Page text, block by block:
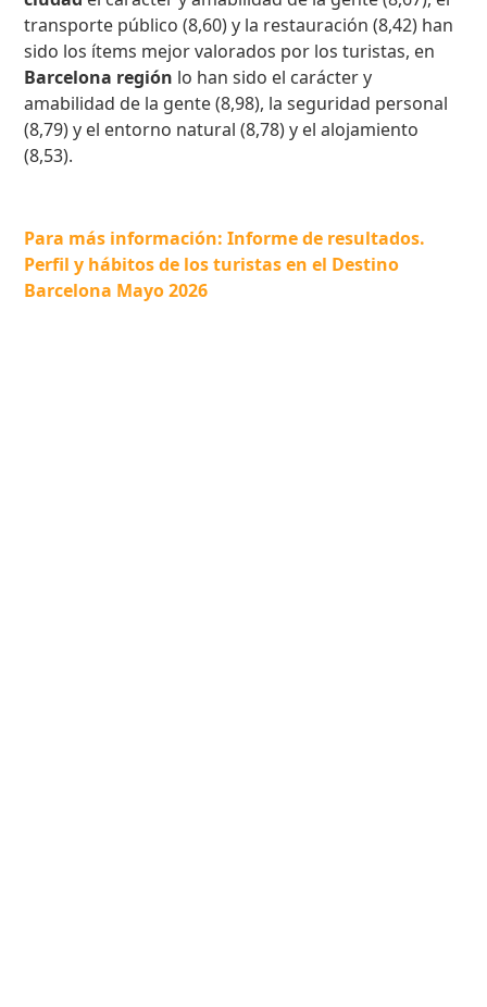
transporte público (8,60) y la restauración (8,42) han
sido los ítems mejor valorados por los turistas, en
Barcelona región lo han sido el carácter y
amabilidad de la gente (8,98), la seguridad personal
(8,79) y el entorno natural (8,78) y el alojamiento
(8,53).
Para más información: Informe de resultados.
Perfil y hábitos de los turistas en el Destino
Barcelona Mayo 2026